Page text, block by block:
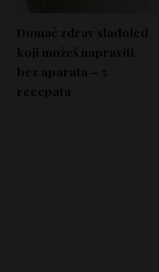
Domać zdrav sladoled
koji možeš napraviti
bez aparata – 5
recepata